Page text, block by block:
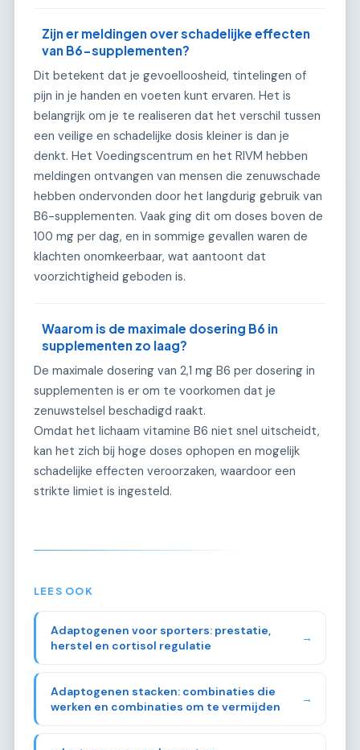
Zijn er meldingen over schadelijke effecten
van B6-supplementen?
Dit betekent dat je gevoelloosheid, tintelingen of
pijn in je handen en voeten kunt ervaren. Het is
belangrijk om je te realiseren dat het verschil tussen
een veilige en schadelijke dosis kleiner is dan je
denkt. Het Voedingscentrum en het RIVM hebben
meldingen ontvangen van mensen die zenuwschade
hebben ondervonden door het langdurig gebruik van
B6-supplementen. Vaak ging dit om doses boven de
100 mg per dag, en in sommige gevallen waren de
klachten onomkeerbaar, wat aantoont dat
voorzichtigheid geboden is.
Waarom is de maximale dosering B6 in
supplementen zo laag?
De maximale dosering van 2,1 mg B6 per dosering in
supplementen is er om te voorkomen dat je
zenuwstelsel beschadigd raakt.
Omdat het lichaam vitamine B6 niet snel uitscheidt,
kan het zich bij hoge doses ophopen en mogelijk
schadelijke effecten veroorzaken, waardoor een
strikte limiet is ingesteld.
LEES OOK
Adaptogenen voor sporters: prestatie,
herstel en cortisol regulatie
→
Adaptogenen stacken: combinaties die
werken en combinaties om te vermijden
→